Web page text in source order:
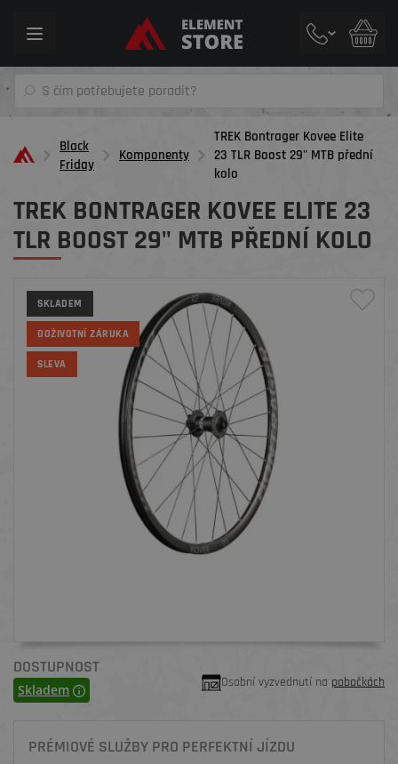
Toggle
Black
Friday
Komponenty
TREK Bontrager Kovee Elite
23 TLR Boost 29" MTB přední
kolo
TREK BONTRAGER KOVEE ELITE 23
TLR BOOST 29" MTB PŘEDNÍ KOLO
SKLADEM
DOŽIVOTNÍ ZÁRUKA
SLEVA
DOSTUPNOST
Skladem Osobní vyzvednutí na pobočkách
PRÉMIOVÉ SLUŽBY PRO PERFEKTNÍ JÍZDU